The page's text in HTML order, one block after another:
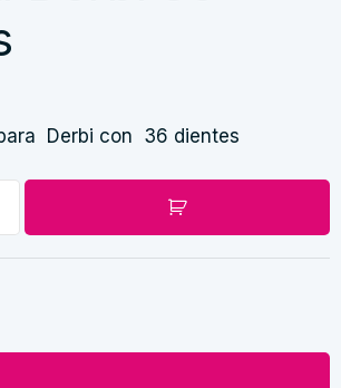
Derbi con 36 dientes